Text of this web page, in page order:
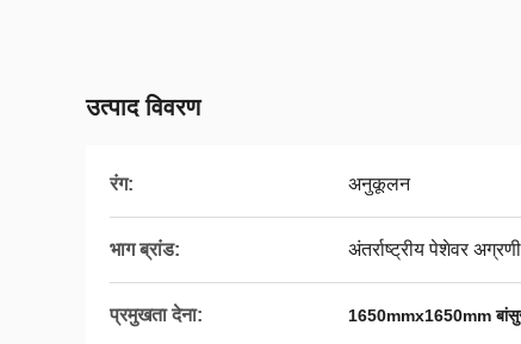
उत्पाद विवरण
रंग: अनुकूलन
भाग ब्रांड: अंतर्राष्ट्रीय पेशेवर
प्रमुखता देना: 1650mmx1650mm